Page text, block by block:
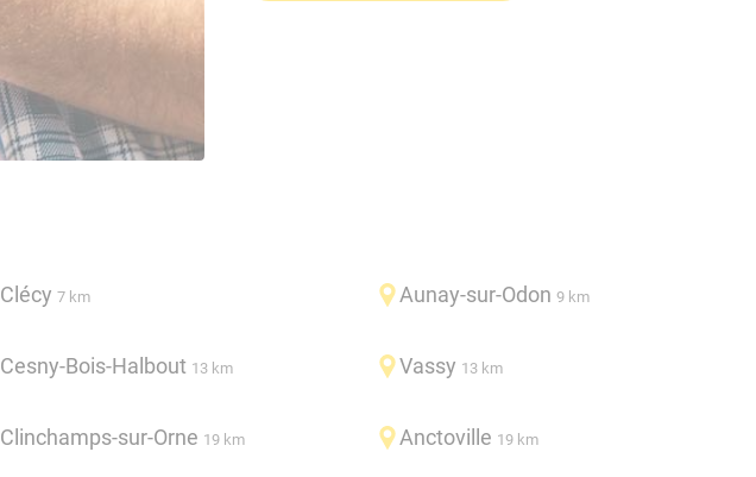
Clécy 7 km Aunay-sur-Odon 9 km
Cesny-Bois-Halbout 13 km Vassy 13 km
Clinchamps-sur-Orne 19 km Anctoville 19 km